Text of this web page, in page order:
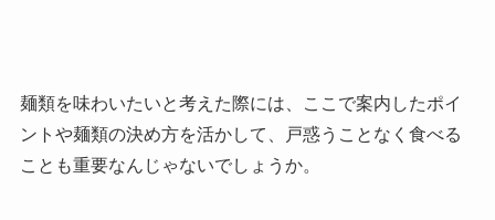
麺類を味わいたいと考えた際には、ここで案内したポイ
ントや麺類の決め方を活かして、戸惑うことなく食べる
ことも重要なんじゃないでしょうか。